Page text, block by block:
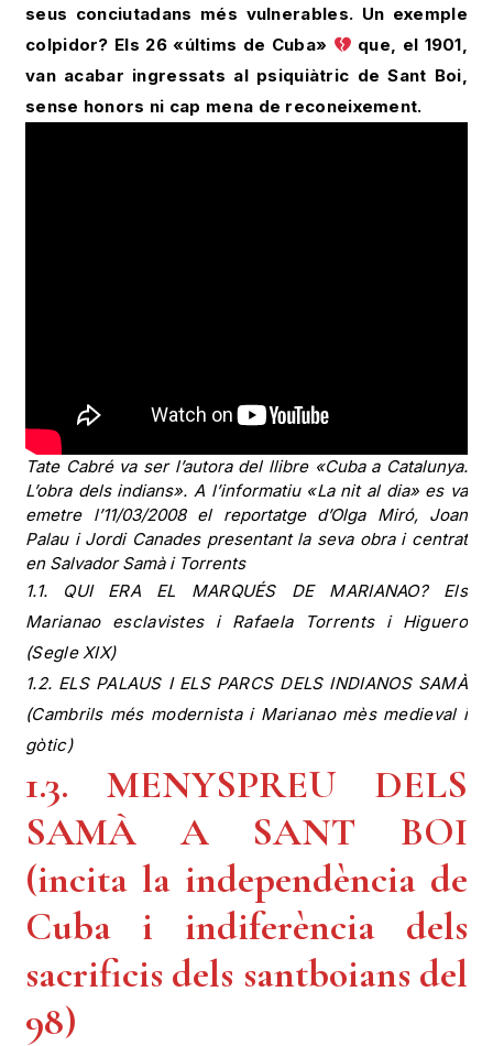
seus conciutadans més vulnerables. Un exemple
colpidor? Els 26 «últims de Cuba»
que, el 1901,
van acabar ingressats al psiquiàtric de Sant Boi,
sense honors ni cap mena de reconeixement.
Tate Cabré va ser l’autora del llibre «Cuba a Catalunya.
L’obra dels indians». A l’informatiu «La nit al dia» es va
emetre l’11/03/2008 el reportatge d’Olga Miró, Joan
Palau i Jordi Canades presentant la seva obra i centrat
en Salvador Samà i Torrents
1.1. QUI ERA EL MARQUÉS DE MARIANAO? Els
Marianao esclavistes i Rafaela Torrents i Higuero
(Segle XIX)
1.2. ELS PALAUS I ELS PARCS DELS INDIANOS SAMÀ
(Cambrils més modernista i Marianao mès medieval i
gòtic)
1.3. MENYSPREU DELS
SAMÀ A SANT BOI
(incita la independència de
Cuba i indiferència dels
sacrificis dels santboians del
98)